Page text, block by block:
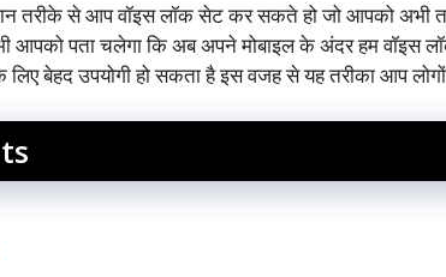
तरीके से आप वॉइस लॉक सेट कर सकते हो जो आपको अभी
आपको पता चलेगा कि अब अपने मोबाइल के अंदर हम
बेहद उपयोगी हो सकता है इस वजह से यह तरीका आप